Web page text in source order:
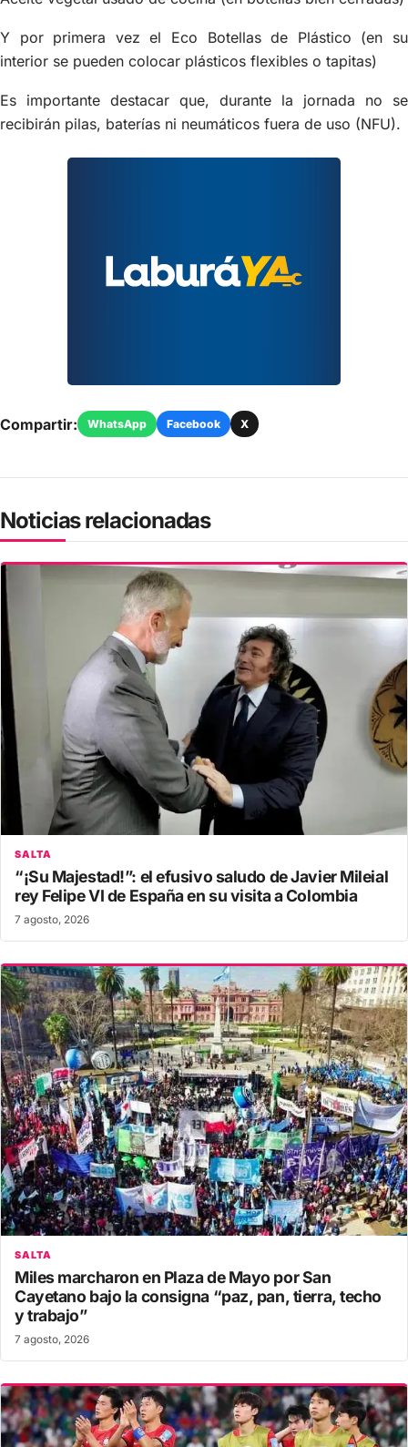
Y por primera vez el Eco Botellas de Plástico (en su
interior se pueden colocar plásticos flexibles o tapitas)
Es importante destacar que, durante la jornada no se
recibirán pilas, baterías ni neumáticos fuera de uso (NFU).
Compartir: WhatsApp Facebook X
Noticias relacionadas
SALTA
“¡Su Majestad!”: el efusivo saludo de Javier Mileial
rey Felipe VI de España en su visita a Colombia
7 agosto, 2026
SALTA
Miles marcharon en Plaza de Mayo por San
Cayetano bajo la consigna “paz, pan, tierra, techo
y trabajo”
7 agosto, 2026